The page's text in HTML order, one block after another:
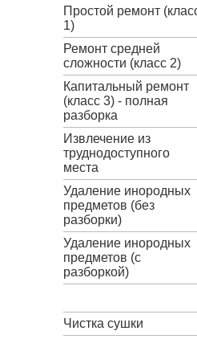
Простой ремонт
1)
Ремонт средней
сложности (класс 2)
Капитальный ремонт
(класс 3) - полная
разборка
Извлечение из
труднодоступного
места
Удаление инородных
предметов (без
разборки)
Удаление инородных
предметов (с
разборкой)
Чистка сушки